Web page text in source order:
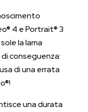
4 e Portrait® 3
la lama
conseguenza:
di una errata
una durata